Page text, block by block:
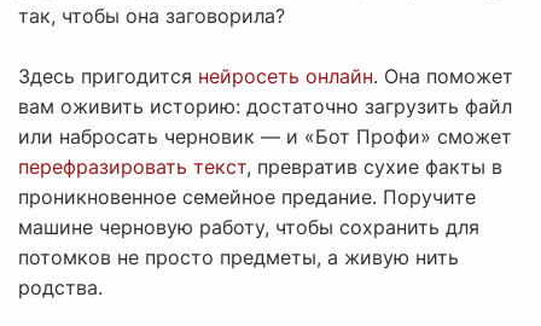
так, чтобы она заговорила?
Здесь пригодится нейросеть онлайн. Она поможет
вам оживить историю: достаточно загрузить файл
или набросать черновик — и «Бот Профи» сможет
перефразировать текст, превратив сухие факты в
проникновенное семейное предание. Поручите
машине черновую работу, чтобы сохранить для
потомков не просто предметы, а живую нить
родства.